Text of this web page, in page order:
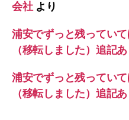
会社より
浦安でずっと残ってい
（移転しました）追記あ
浦安でずっと残ってい
（移転しました）追記あ